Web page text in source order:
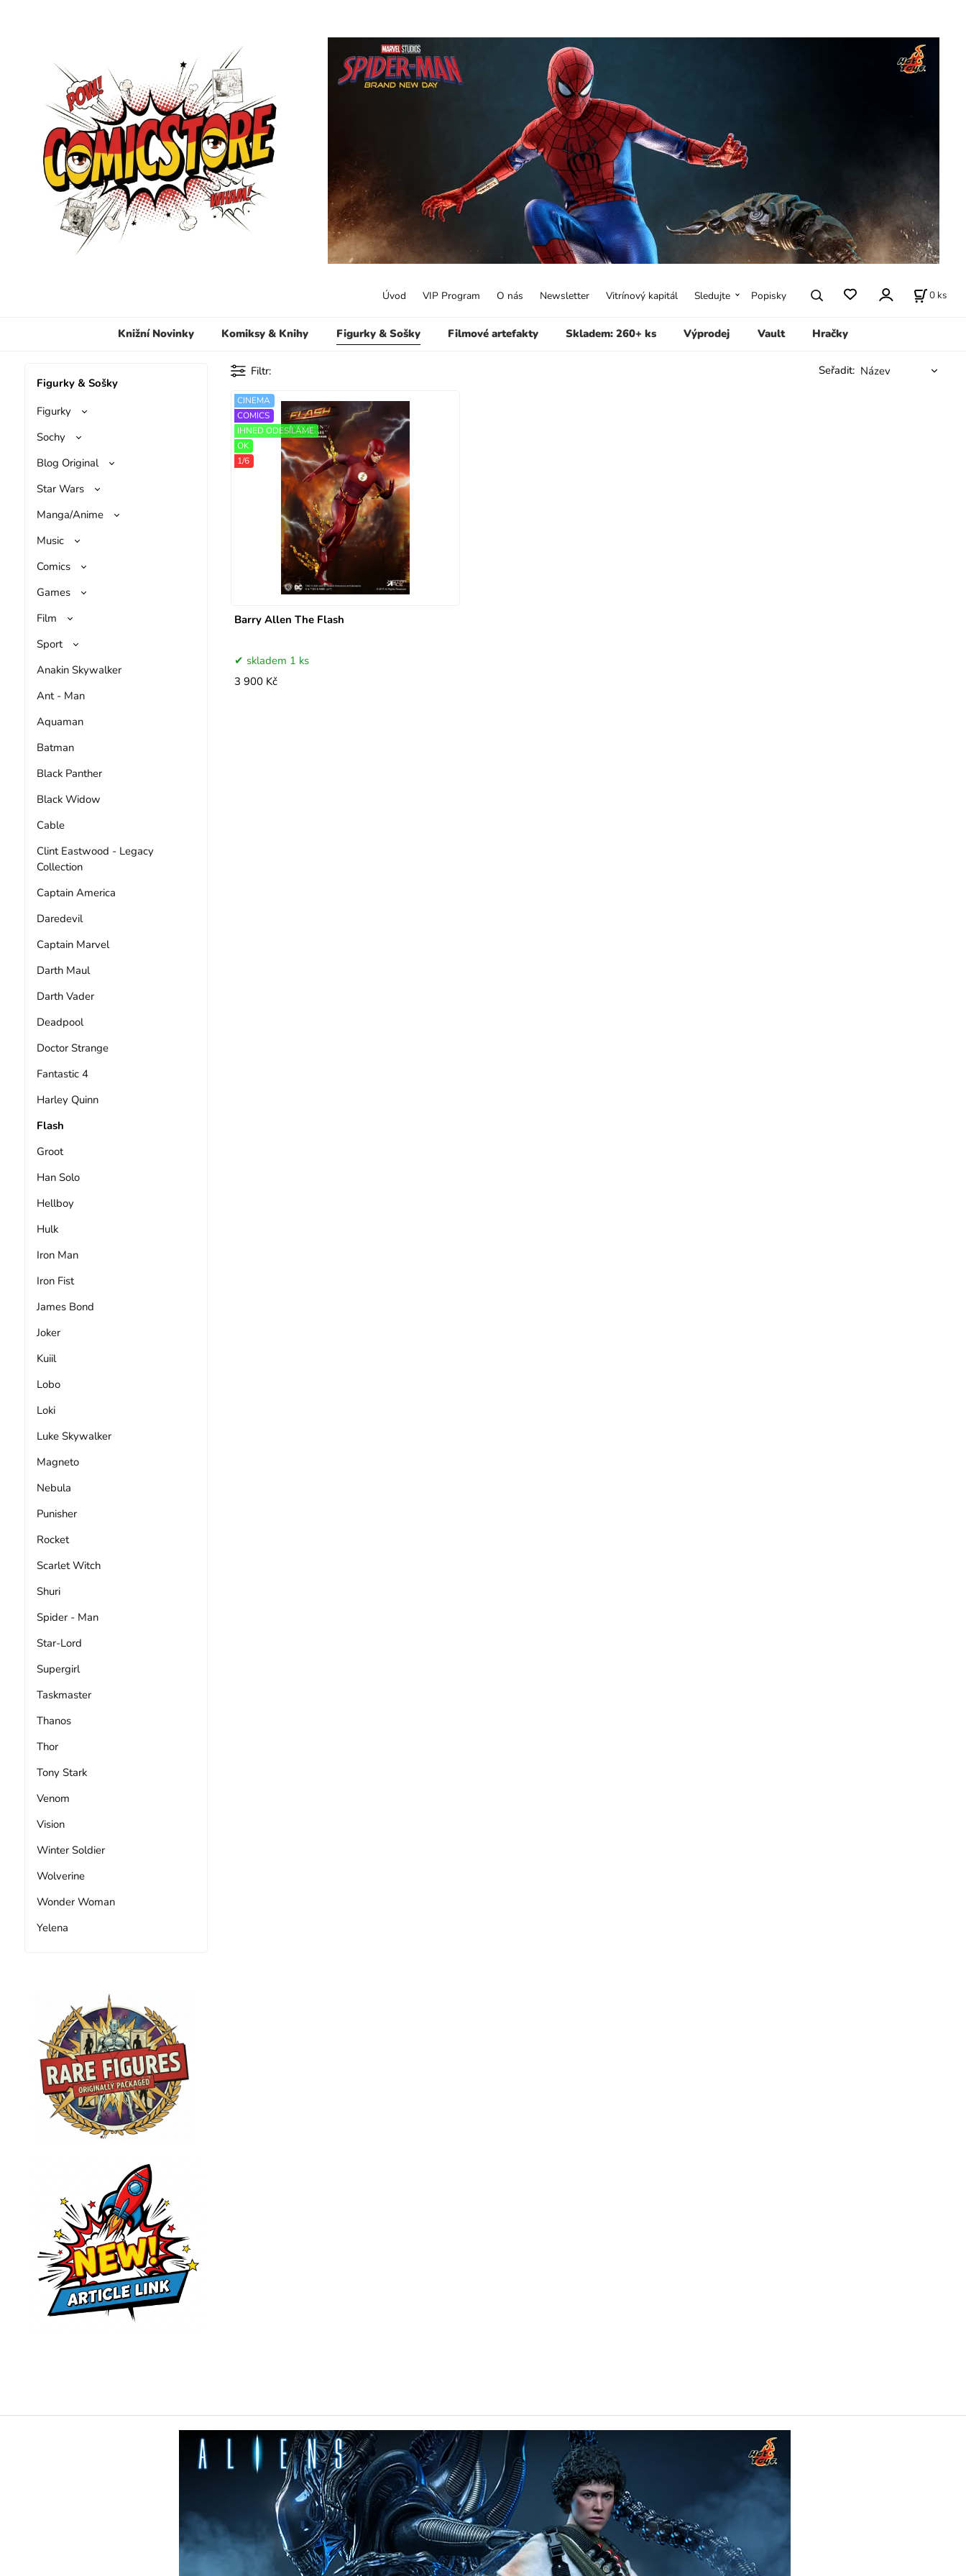
Knižní Novinky Komiksy & Knihy Figurky & Sošky Filmové artefakty Skladem: 260+ ks Výprodej Vault Hračky
Úvod VIP Program O nás Newsletter Vitrínový kapitál Sledujte Popisky 0 ks
Figurky & Sošky
Figurky
Sochy
Blog Original
Star Wars
Manga/Anime
Music
Comics
Games
Film
Sport
Anakin Skywalker
Ant - Man
Aquaman
Batman
Black Panther
Black Widow
Cable
Clint Eastwood - Legacy
Collection
Captain America
Daredevil
Captain Marvel
Darth Maul
Darth Vader
Deadpool
Doctor Strange
Fantastic 4
Harley Quinn
Flash
Groot
Han Solo
Hellboy
Hulk
Iron Man
Iron Fist
James Bond
Joker
Kuiil
Lobo
Loki
Luke Skywalker
Magneto
Nebula
Punisher
Rocket
Scarlet Witch
Shuri
Spider - Man
Star-Lord
Supergirl
Taskmaster
Thanos
Thor
Tony Stark
Venom
Vision
Winter Soldier
Wolverine
Wonder Woman
Yelena
Filtr Seřadit:
Barry Allen The Flash
CINEMA
COMICS
IHNED ODESÍLÁME
OK
1/6
skladem 1 ks
3 900 Kč